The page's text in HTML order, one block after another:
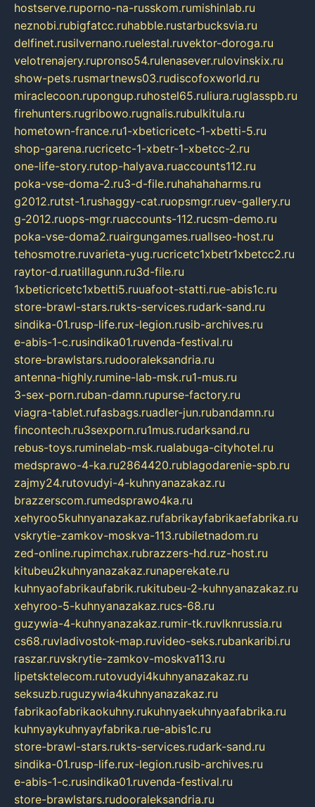
hostserve.ruporno-na-russkom.rumishinlab.ru
neznobi.rubigfatcc.ruhabble.rustarbucksvia.ru
delfinet.rusilvernano.ruelestal.ruvektor-doroga.ru
velotrenajery.rupronso54.rulenasever.rulovinskix.ru
show-pets.rusmartnews03.rudiscofoxworld.ru
miraclecoon.rupongup.ruhostel65.ruliura.ruglasspb.ru
firehunters.rugribowo.rugnalis.rubulkitula.ru
hometown-france.ru1-xbeticricetc-1-xbetti-5.ru
shop-garena.rucricetc-1-xbetr-1-xbetcc-2.ru
one-life-story.rutop-halyava.ruaccounts112.ru
poka-vse-doma-2.ru3-d-file.ruhahahaharms.ru
g2012.rutst-1.rushaggy-cat.ruopsmgr.ruev-gallery.ru
g-2012.ruops-mgr.ruaccounts-112.rucsm-demo.ru
poka-vse-doma2.ruairgungames.ruallseo-host.ru
tehosmotre.ruvarieta-yug.rucricetc1xbetr1xbetcc2.ru
raytor-d.ruatillagunn.ru3d-file.ru
1xbeticricetc1xbetti5.ruuafoot-statti.rue-abis1c.ru
store-brawl-stars.rukts-services.rudark-sand.ru
sindika-01.rusp-life.rux-legion.rusib-archives.ru
e-abis-1-c.rusindika01.ruvenda-festival.ru
store-brawlstars.rudooraleksandria.ru
antenna-highly.rumine-lab-msk.ru1-mus.ru
3-sex-porn.ruban-damn.rupurse-factory.ru
viagra-tablet.rufasbags.ruadler-jun.rubandamn.ru
fincontech.ru3sexporn.ru1mus.rudarksand.ru
rebus-toys.ruminelab-msk.rualabuga-cityhotel.ru
medsprawo-4-ka.ru2864420.rublagodarenie-spb.ru
zajmy24.rutovudyi-4-kuhnyanazakaz.ru
brazzerscom.rumedsprawo4ka.ru
xehyroo5kuhnyanazakaz.rufabrikayfabrikaefabrika.ru
vskrytie-zamkov-moskva-113.rubiletnadom.ru
zed-online.rupimchax.rubrazzers-hd.ruz-host.ru
kitubeu2kuhnyanazakaz.runaperekate.ru
kuhnyaofabrikaufabrik.rukitubeu-2-kuhnyanazakaz.ru
xehyroo-5-kuhnyanazakaz.rucs-68.ru
guzywia-4-kuhnyanazakaz.rumir-tk.ruvlknrussia.ru
cs68.ruvladivostok-map.ruvideo-seks.rubankaribi.ru
raszar.ruvskrytie-zamkov-moskva113.ru
lipetsktelecom.rutovudyi4kuhnyanazakaz.ru
seksuzb.ruguzywia4kuhnyanazakaz.ru
fabrikaofabrikaokuhny.rukuhnyaekuhnyaafabrika.ru
kuhnyaykuhnyayfabrika.rue-abis1c.ru
store-brawl-stars.rukts-services.rudark-sand.ru
sindika-01.rusp-life.rux-legion.rusib-archives.ru
e-abis-1-c.rusindika01.ruvenda-festival.ru
store-brawlstars.rudooraleksandria.ru